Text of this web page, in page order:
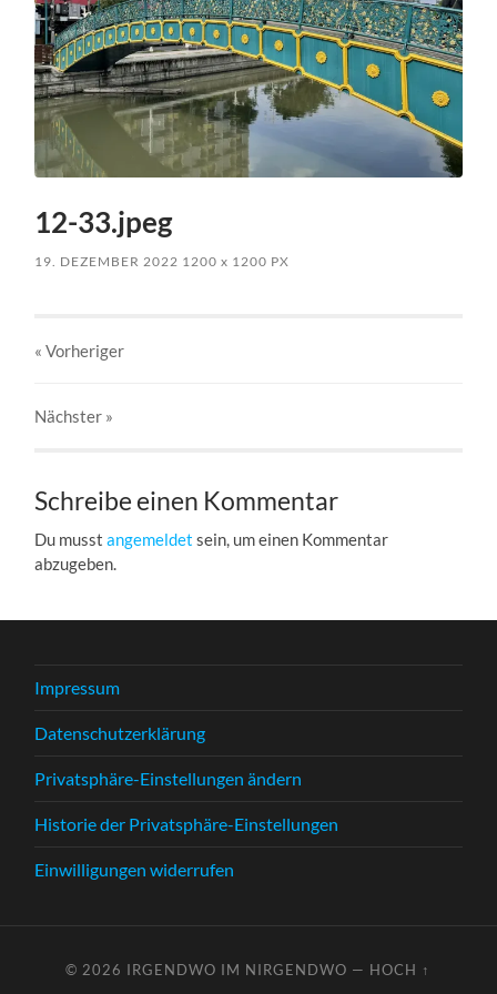
12-33.jpeg
19. DEZEMBER 2022 1200x 1200 PX
« Vorheriger
Nächster »
Schreibe einen Kommentar
Du musstangemeldet sein, um einen Kommentar
abzugeben.
Impressum
Datenschutzerklärung
Privatsphäre-Einstellungen ändern
Historie der Privatsphäre-Einstellungen
Einwilligungen widerrufen
© 2026 IRGENDWO IM NIRGENDWO — HOCH ↑